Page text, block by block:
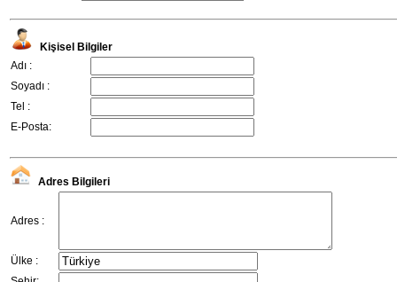
Kişisel Bilgiler
Adı :
Soyadı :
Tel :
E-Posta:
Adres Bilgileri
Adres :
Ülke :